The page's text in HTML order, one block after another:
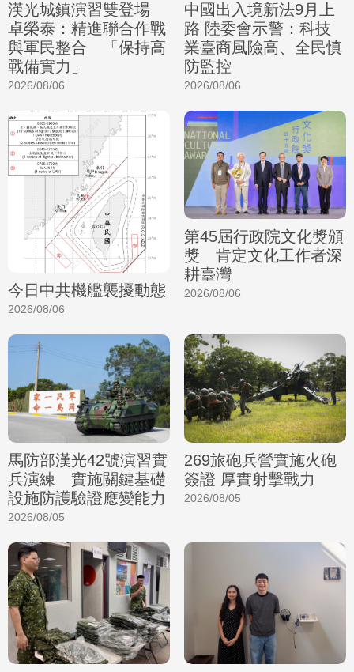
漢光城鎮演習雙登場
卓榮泰：精進聯合作戰
與軍民整合 「保持高
戰備實力」
2026/08/06
中國出入境新法9月上
路 陸委會示警：科技
業臺商風險高、全民慎
防監控
2026/08/06
今日中共機艦襲擾動態
2026/08/06
第45屆行政院文化獎頒
獎 肯定文化工作者深
耕臺灣
2026/08/06
馬防部漢光42號演習實
兵演練 實施關鍵基礎
設施防護驗證應變能力
2026/08/05
269旅砲兵營實施火砲
簽證 厚實射擊戰力
2026/08/05